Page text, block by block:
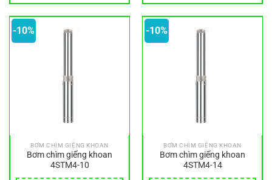
-10%
BƠM CHÌM GIẾNG KHOAN
Bơm chìm giếng khoan
4STM4-10
-10%
BƠM CHÌM GIẾNG KHOAN
Bơm chìm giếng khoan
4STM4-14